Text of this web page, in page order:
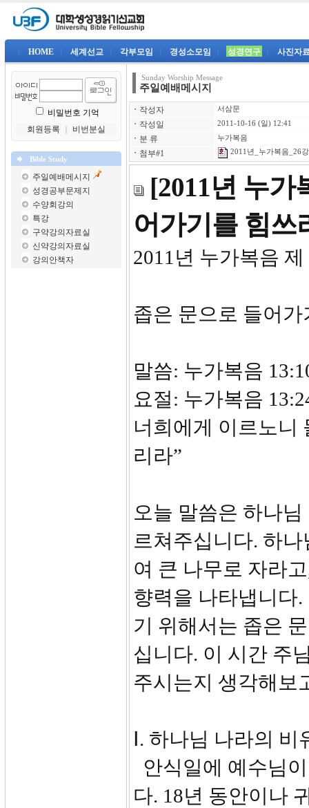
HOME 세계선교 각부모임 경성소모임 성경연구 사진자
비밀번호 기억
회원등록
비번분실
Bible Study
주일예배메시지
성경공부문제지
수양회강의
특강
구약강의자료실
신약강의자료실
강의안책자
Sunday Worship Message
주일예배메시지
ㆍ 작성자 서삼문
ㆍ 작성일 2011-10-16 (일) 12:41
ㆍ 분 류 누가복음
ㆍ 첨부#1 2011년_누가복음_26
[2011년 누가
어가기를 힘쓰
2011년 누가복음 제
좁은 문으로 들어
말씀: 누가복음
요절: 누가복음
너희에게 이르노니
리라”
오늘 말씀은 하나
르쳐주십니다. 하
여 큰 나무로 자라
향력을 나타냅니다
기 위해서는 좁은
십니다. 이 시간 주
주시는지 생각해보
Ⅰ. 하나님 나라의 비
안식일에 예수님
다. 18년 동안이나